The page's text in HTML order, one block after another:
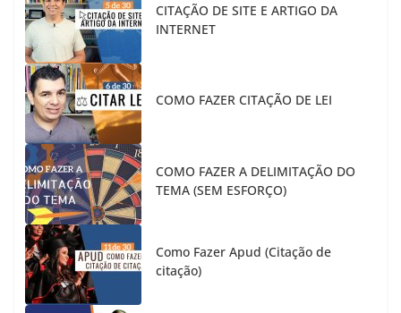
CITAÇÃO DE SITE E ARTIGO DA
INTERNET
COMO FAZER CITAÇÃO DE LEI
COMO FAZER A DELIMITAÇÃO DO
TEMA (SEM ESFORÇO)
Como Fazer Apud (Citação de
citação)